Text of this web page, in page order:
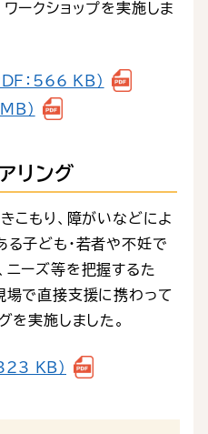
ークショップを実施しま
：566 KB）
）
リング
こもり、障がいなどによ
子ども・若者や不妊で
ニーズ等を把握するた
場で直接支援に携わって
を実施しました。
KB）